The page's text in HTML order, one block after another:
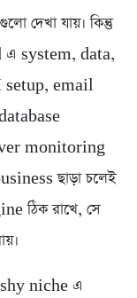
দেখা যায়। কিন্তু
এ system, data,
email
monitoring
ছাড়া চলেই
ঠিক রাখে, সে
niche এ